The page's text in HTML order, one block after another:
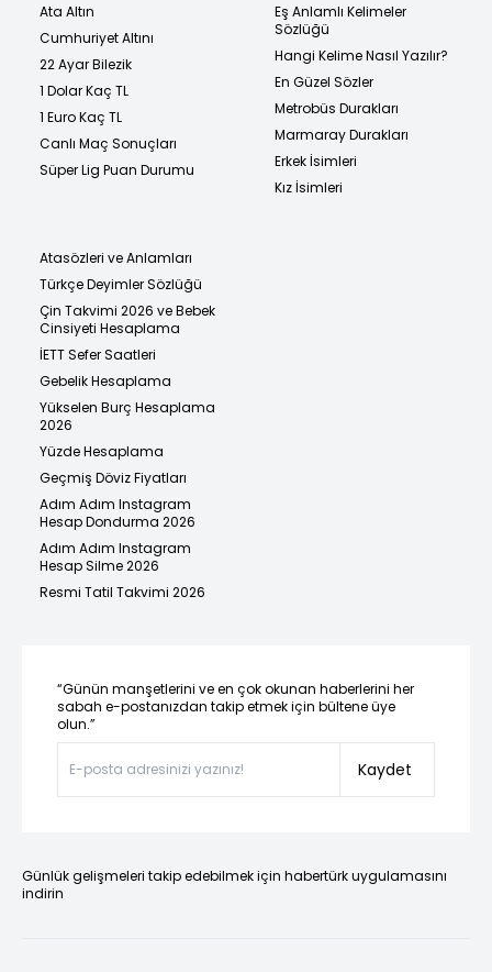
Ata Altın
Cumhuriyet Altını
22 Ayar Bilezik
1 Dolar Kaç TL
1 Euro Kaç TL
Canlı Maç Sonuçları
Süper Lig Puan Durumu
Eş Anlamlı Kelimeler
Sözlüğü
Hangi Kelime Nasıl Yazılır?
En Güzel Sözler
Metrobüs Durakları
Marmaray Durakları
Erkek İsimleri
Kız İsimleri
Atasözleri ve Anlamları
Türkçe Deyimler Sözlüğü
Çin Takvimi 2026 ve Bebek
Cinsiyeti Hesaplama
İETT Sefer Saatleri
Gebelik Hesaplama
Yükselen Burç Hesaplama
2026
Yüzde Hesaplama
Geçmiş Döviz Fiyatları
Adım Adım Instagram
Hesap Dondurma 2026
Adım Adım Instagram
Hesap Silme 2026
Resmi Tatil Takvimi 2026
“Günün manşetlerini ve en çok okunan haberlerini her
sabah e-postanızdan takip etmek için bültene üye
olun.”
Kaydet
Günlük gelişmeleri takip edebilmek için habertürk uygulamasını
indirin